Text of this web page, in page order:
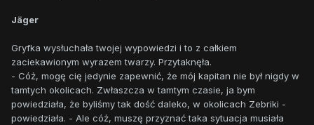
Jäger
Gryfka wysłuchała twojej wypowiedzi i to z całkiem
zaciekawionym wyrazem twarzy. Przytaknęła.
- Cóż, mogę cię jedynie zapewnić, że mój kapitan nie był nigdy w
tamtych okolicach. Zwłaszcza w tamtym czasie, ja bym
powiedziała, że byliśmy tak dość daleko, w okolicach Zebriki -
powiedziała. - Ale cóż, muszę przyznać taka sytuacja musiała